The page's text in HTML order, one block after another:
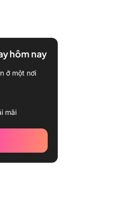
hôm nay
ở một nơi
mãi